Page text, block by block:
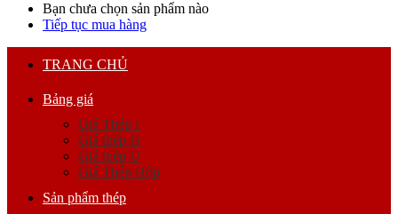
Bạn chưa chọn sản phẩm nào
Tiếp tục mua hàng
TRANG CHỦ
Bảng giá
Giá Thép I
Giá thép H
Giá thép U
Giá Thép Hộp
Sản phẩm thép